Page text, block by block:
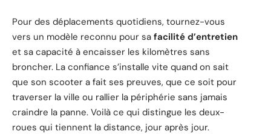
Pour des déplacements quotidiens, tournez-vous
vers un modèle reconnu pour sa facilité d’entretien
et sa capacité à encaisser les kilomètres sans
broncher. La confiance s’installe vite quand on sait
que son scooter a fait ses preuves, que ce soit pour
traverser la ville ou rallier la périphérie sans jamais
craindre la panne. Voilà ce qui distingue les deux-
roues qui tiennent la distance, jour après jour.